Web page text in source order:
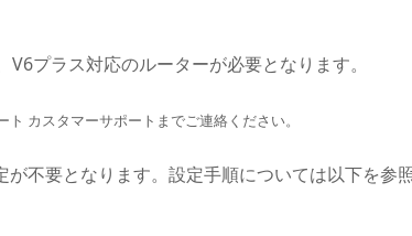
プラス対応のルーターが必要となります。
カスタマーサポートまでご連絡ください。
不要となります。設定手順については以下を参照